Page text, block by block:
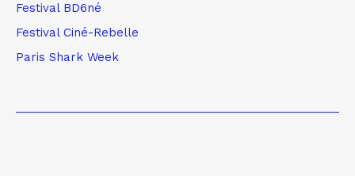
Festival BD6né
Festival Ciné-Rebelle
Paris Shark Week